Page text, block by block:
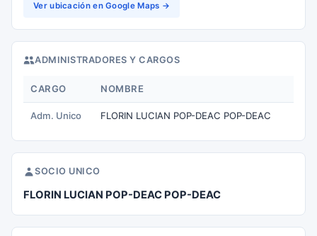
Ver ubicación en Google Maps →
ADMINISTRADORES Y CARGOS
CARGO NOMBRE
Adm. Unico FLORIN LUCIAN POP-DEAC POP-DEAC
SOCIO UNICO
FLORIN LUCIAN POP-DEAC POP-DEAC